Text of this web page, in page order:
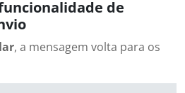
de
, a mensagem volta para os